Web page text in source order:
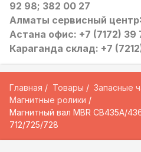
92 98; 382 00 27
Алматы сервисный центр:
Астана офис: +7 (7172) 39
Караганда склад: +7
Главная Товары
Запасные
Магнитные ролики
Магнитный вал MBR CB435A/
712/725/728